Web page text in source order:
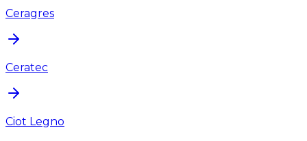
Ceragres
Ceratec
Ciot Legno